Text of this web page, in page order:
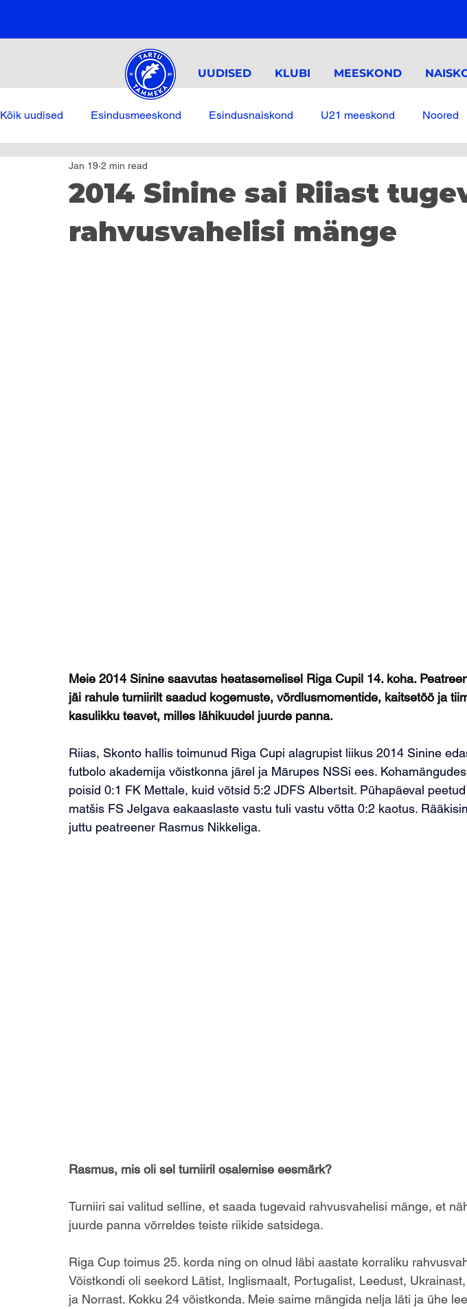
UUDISED KLUBI MEESKOND
Kõik uudised Esindusmeeskond Esindusnaiskond U21 meeskond Noored
2014 Sinine sai Riiast
rahvusvahelisi mänge
Jan 19 2 min read
Meie 2014 Sinine saavutas heatasemelisel Riga Cupil 14. koha.
jäi rahule turniirilt saadud kogemuste, võrdlusmomentide, kaitsetöö ja
kasulikku teavet, milles lähikuudel juurde panna.
Riias, Skonto hallis toimunud Riga Cupi alagrupist liikus 2014 Sinine
futbolo akademija võistkonna järel ja Mārupes NSSi ees.
poisid 0:1 FK Mettale, kuid võtsid 5:2 JDFS Albertsit. Pühapäeval
matšis FS Jelgava eakaaslaste vastu tuli vastu võtta 0:2 kaotus.
juttu peatreener Rasmus Nikkeliga.
Rasmus, mis oli sel turniiril osalemise eesmärk?
Turniiri sai valitud selline, et saada tugevaid rahvusvahelisi mänge, et
juurde panna võrreldes teiste riikide satsidega.
Riga Cup toimus 25. korda ning on olnud läbi aastate korraliku
Võistkondi oli seekord Lätist, Inglismaalt, Portugalist, Leedust,
ja Norrast. Kokku 24 võistkonda. Meie saime mängida nelja läti ja ühe